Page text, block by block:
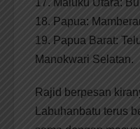
17. Maluku Utara:
18. Papua:
19. Papua Barat:
Manokwari Selatan.
Rajid berpesan
Labuhanbatu terus